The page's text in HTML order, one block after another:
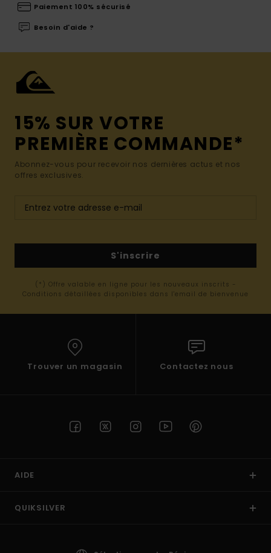
Paiement 100% sécurisé
Besoin d'aide ?
15% SUR VOTRE
PREMIÈRE COMMANDE*
Abonnez-vous pour recevoir nos dernières actus et nos
offres exclusives.
S'inscrire
(*) Offre valable en ligne pour les nouveaux inscrits -
Conditions détaillées disponibles dans l'email de bienvenue
Trouver un magasin Contactez nous
AIDE
QUIKSILVER